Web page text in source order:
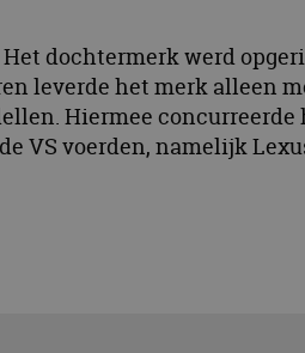
dochtermerk werd
leverde het merk alleen
Hiermee
VS voerden, namelijk